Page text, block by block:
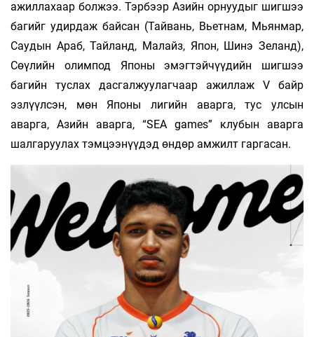
ажиллахаар болжээ. Тэрбээр Азийн орнуудыг шигшээ
багийг удирдаж байсан (Тайвань, Вьетнам, Мьянмар,
Саудын Араб, Тайланд, Малайз, Япон, Шинэ Зеланд),
Сөүлийн олимпод Японы эмэгтэйчүүдийн шигшээ
багийн туслах дасгалжуулагчаар ажиллаж V байр
эзлүүлсэн, мөн Японы лигийн аварга, тус улсын
аварга, Азийн аварга, “SEA games” клубын аварга
шалгаруулах тэмцээнүүдэд өндөр амжилт гаргасан.